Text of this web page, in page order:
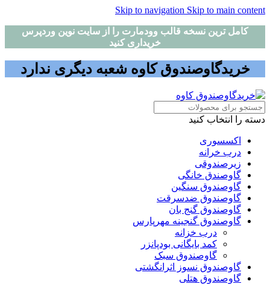
Skip to navigation Skip to main content
کامل ترین نسخه قالب وودمارت را از سایت نوین وردپرس
خریداری کنید
خریدگاوصندوق کاوه شعبه دیگری ندارد
دسته را انتخاب کنید
اکسسوری
درب خرانه
زیرصندوقی
گاوصندق خانگی
گاوصندوق سنگین
گاوصندوق ضدسرقت
گاوصندوق گنج بان
گاوصندوق گنجینه مهرپارس
درب خزانه
کمد بایگانی بودپانزر
گاوصندوق سبک
گاوصندوق نسوز اثرانگشتی
گاوصندوق هتلی